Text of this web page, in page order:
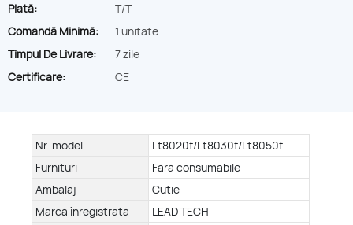
Plată:
T/T
Comandă Minimă:
1 unitate
Timpul De Livrare:
7 zile
Certificare:
CE
Nr. model
Lt8020f/Lt8030f/Lt8050f
Furnituri
Fără consumabile
Ambalaj
Cutie
Marcă înregistrată
LEAD TECH